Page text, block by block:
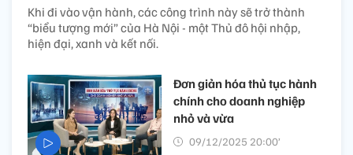
Khi đi vào vận hành, các công trình này sẽ trở thành
“biểu tượng mới” của Hà Nội - một Thủ đô hội nhập,
hiện đại, xanh và kết nối.
Đơn giản hóa thủ tục hành
chính cho doanh nghiệp
nhỏ và vừa
09/12/2025 20:00’